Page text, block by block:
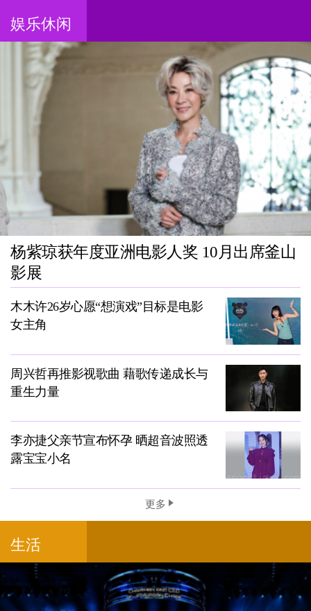
娱乐休闲
杨紫琼获年度亚洲电影人奖 10月出席釜山
影展
木木许26岁心愿“想演戏”目标是电影
女主角
周兴哲再推影视歌曲 藉歌传递成长与
重生力量
李亦捷父亲节宣布怀孕 晒超音波照透
露宝宝小名
更多
生活